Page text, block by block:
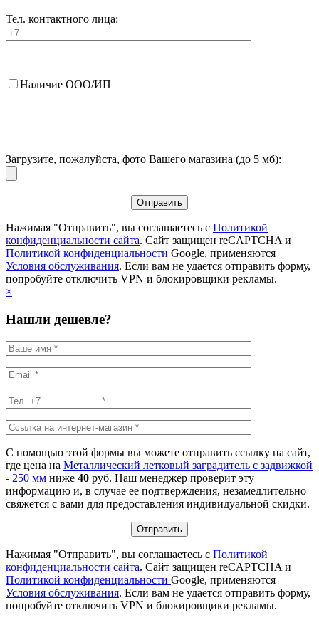
Тел. контактного лица:
Наличие ООО/ИП
Загрузите, пожалуйста, фото Вашего магазина (до 5 мб):
Нажимая "Отправить", вы соглашаетесь с Политикой
конфиденциальности сайта. Сайт защищен reCAPTCHA и
Политикой конфиденциальности Google, применяются
Условия обслуживания. Если вам не удается отправить форму,
попробуйте отключить VPN и блокировщики рекламы.
×
Нашли дешевле?
С помощью этой формы вы можете отправить ссылку на сайт,
где цена на Металлический летковый заградитель с задвижкой
- 250 мм ниже 40 руб. Наш менеджер проверит эту
информацию и, в случае ее подтверждения, незамедлительно
свяжется с вами для предоставления индивидуальной скидки.
Нажимая "Отправить", вы соглашаетесь с Политикой
конфиденциальности сайта. Сайт защищен reCAPTCHA и
Политикой конфиденциальности Google, применяются
Условия обслуживания. Если вам не удается отправить форму,
попробуйте отключить VPN и блокировщики рекламы.